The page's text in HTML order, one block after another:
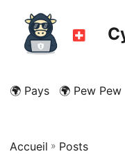
🌍 Pays 🌍 Pew Pew
Accueil » Posts